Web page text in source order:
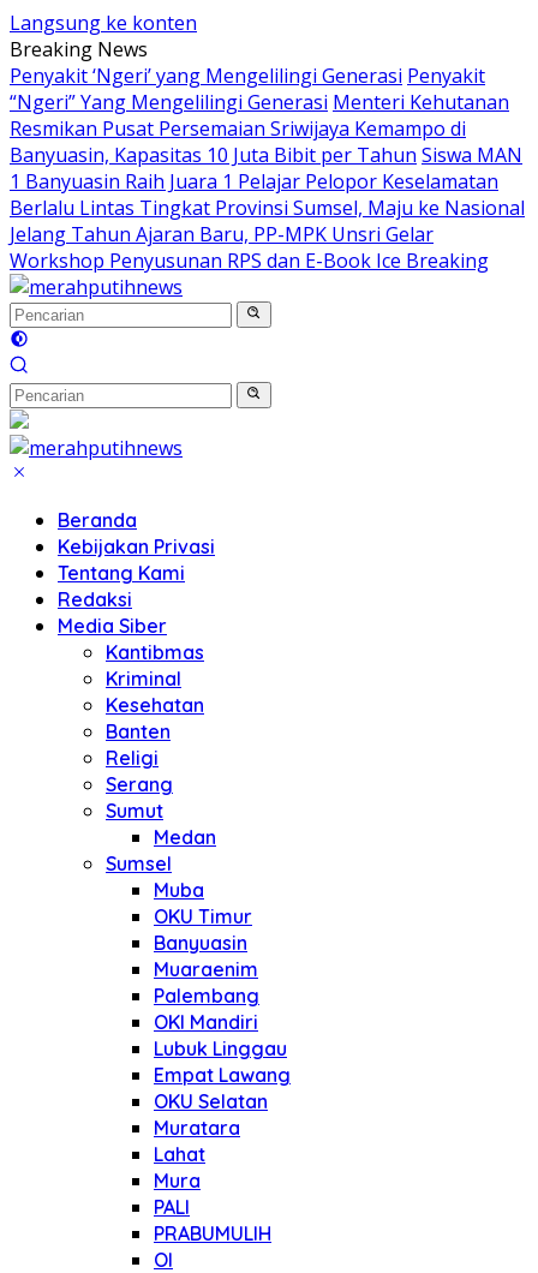
Langsung ke konten
Breaking News
Penyakit ‘Ngeri’ yang Mengelilingi Generasi Penyakit
“Ngeri” Yang Mengelilingi Generasi Menteri Kehutanan
Resmikan Pusat Persemaian Sriwijaya Kemampo di
Banyuasin, Kapasitas 10 Juta Bibit per Tahun Siswa MAN
1 Banyuasin Raih Juara 1 Pelajar Pelopor Keselamatan
Berlalu Lintas Tingkat Provinsi Sumsel, Maju ke Nasional
Jelang Tahun Ajaran Baru, PP-MPK Unsri Gelar
Workshop Penyusunan RPS dan E-Book Ice Breaking
Beranda
Kebijakan Privasi
Tentang Kami
Redaksi
Media Siber
Kantibmas
Kriminal
Kesehatan
Banten
Religi
Serang
Sumut
Medan
Sumsel
Muba
OKU Timur
Banyuasin
Muaraenim
Palembang
OKI Mandiri
Lubuk Linggau
Empat Lawang
OKU Selatan
Muratara
Lahat
Mura
PALI
PRABUMULIH
OI